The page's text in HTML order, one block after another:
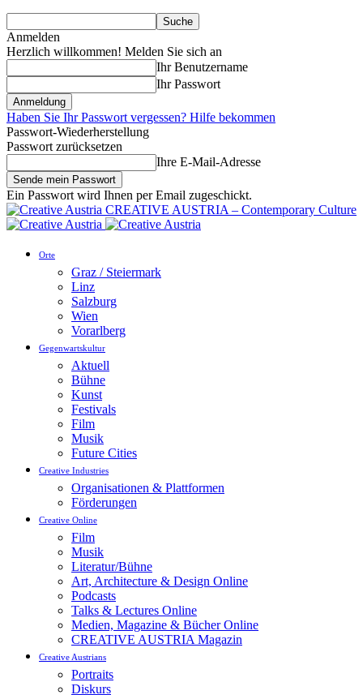
Anmelden
Herzlich willkommen! Melden Sie sich an
Ihr Benutzername
Ihr Passwort
Haben Sie Ihr Passwort vergessen? Hilfe bekommen
Passwort-Wiederherstellung
Passwort zurücksetzen
Ihre E-Mail-Adresse
Ein Passwort wird Ihnen per Email zugeschickt.
CREATIVE AUSTRIA – Contemporary Culture
Orte
Graz / Steiermark
Linz
Salzburg
Wien
Vorarlberg
Gegenwartskultur
Aktuell
Bühne
Kunst
Festivals
Film
Musik
Future Cities
Creative Industries
Organisationen & Plattformen
Förderungen
Creative Online
Film
Musik
Literatur/Bühne
Art, Architecture & Design Online
Podcasts
Talks & Lectures Online
Medien, Magazine & Bücher Online
CREATIVE AUSTRIA Magazin
Creative Austrians
Portraits
Diskurs